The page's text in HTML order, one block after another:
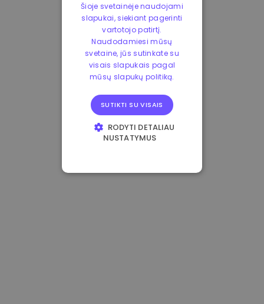
Šioje svetainėje naudojami
slapukai, siekiant pagerinti
vartotojo patirtį.
Naudodamiesi mūsų
svetaine, jūs sutinkate su
visais slapukais pagal
mūsų slapukų politiką.
SUTIKTI SU VISAIS
RODYTI DETALIAU
NUSTATYMUS